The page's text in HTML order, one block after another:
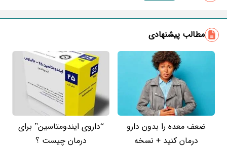
مطالب پیشنهادی
ضعف معده را بدون دارو
درمان کنید + نسخه
“داروی ایندومتاسین” برای
درمان چیست ؟